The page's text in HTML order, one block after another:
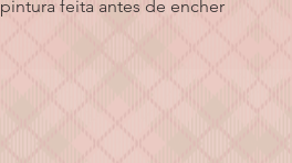
pintura feita antes de encher